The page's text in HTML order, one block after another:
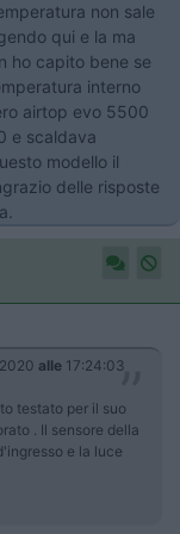
non sale
qui e la ma
ho capito bene se
interno
airtop evo 5500
e scaldava
modello il
delle risposte
alle 17:24:03
testato per il suo
. Il sensore della
e la luce